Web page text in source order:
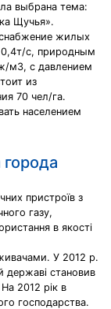
выбрана тема:
Щучья».
жилых
0,4т/с, природным
м3, с давлением
из
70 чел/га.
населением
пристроїв з
газу,
в якості
У 2012 р.
державі становив
2012 рік в
господарства.